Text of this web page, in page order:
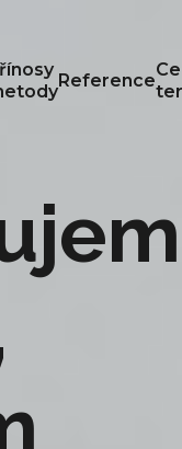
Reference